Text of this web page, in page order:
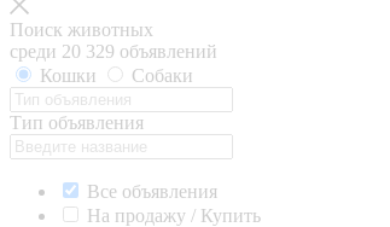
Поиск животных
среди 20 329 объявлений
Кошки
Собаки
Тип объявления
Все объявления
На продажу / Купить